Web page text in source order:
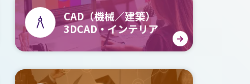
CAD（機械／建築）
3DCAD・インテリア